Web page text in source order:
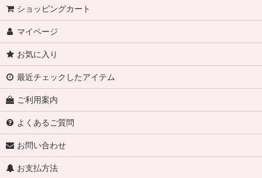
ショッピングカート
マイページ
お気に入り
最近チェックしたアイテム
ご利用案内
よくあるご質問
お問い合わせ
お支払方法